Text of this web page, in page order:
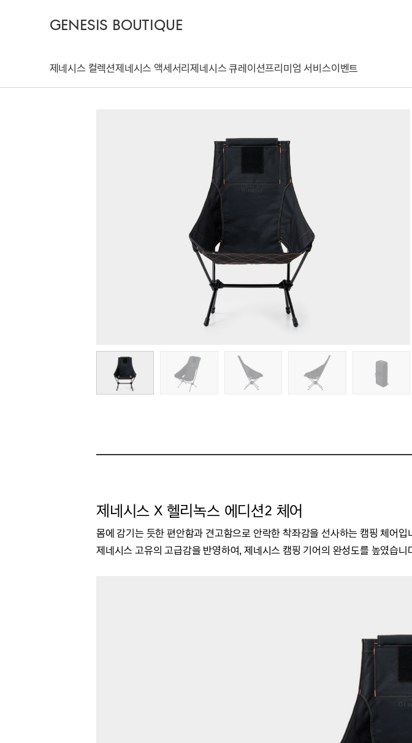
GENESIS BOUTIQUE
제네시스 컬렉션제네시스 액세서리제네시스 큐레이션프리미엄 서비스이벤트
제네시스 X 헬리녹스 에디션2 체어
몸에 감기는 듯한 편안함과 견고함으로 안락한 착좌감을 선사하는 캠핑 체어입
제네시스 고유의고급감을 반영하여, 제네시스캠핑 기어의 완성도를 높였습니